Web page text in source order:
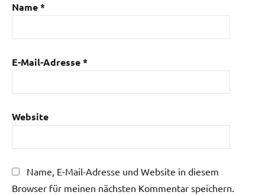
Name*
E-Mail-Adresse*
Website
Name, E-Mail-Adresse und Website in diesem
Browser für meinen nächsten Kommentar speichern.